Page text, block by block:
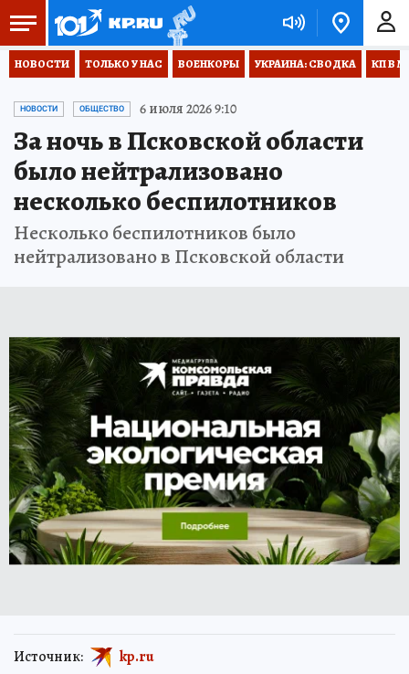
НОВОСТИ ТОЛЬКО У НАС ВОЕНКОРЫ УКРАИНА: СВОДКА КП В
НОВОСТИ ОБЩЕСТВО 6 июля 2026 9:10
За ночь в Псковской области
было нейтрализовано
несколько беспилотников
Несколько беспилотников было
нейтрализовано в Псковской области
Источник: kp.ru